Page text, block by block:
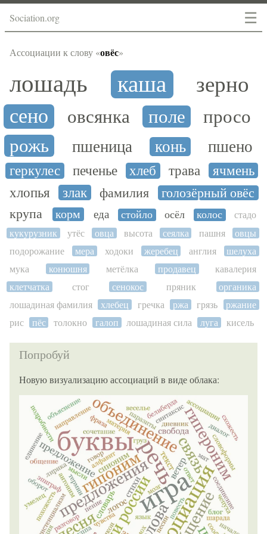
☰
Sociation.org
Ассоциации к слову «овёс»
лошадь каша зерно
сено овсянка поле
просо
рожь
пшеница конь пшено
геркулес печенье хлеб трава
ячмень
хлопья
злак фамилия
голозёрный овёс
крупа
корм еда стойло осёл колос
стадо
кукурузник
утёс овца высота сеялка пашня
овцы
подорожание
мера ходоки жеребец англия
шелуха
мука
конюшня метёлка продавец
кавалерия
клетчатка
стог сенокос пряник
органика
лошадиная фамилия
хлебец гречка ржа грязь
ржание
рис
пёс толокно галоп лошадиная сила луга кисель
Попробуй
Новую визуализацию ассоциаций в виде облака: